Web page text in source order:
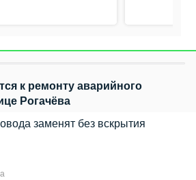
к ремонту аварийного
Рогачёва
заменят без вскрытия